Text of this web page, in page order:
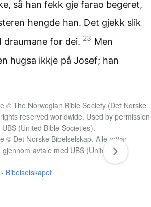
så han fekk gje farao begeret,
hengde han. Det gjekk slik
for dei. 23 Men
hugsa ikkje på Josef; han
© The Norwegian Bible Society (Det Norske
reserved worldwide. Used by permission
(United Bible Societies).
© Det Norske Bibelselskap. Alle rettar
avtale med UBS (United Bible
Bibelselskapet